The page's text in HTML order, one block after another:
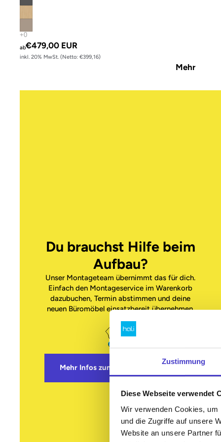
Zustimmung
Diese Webseite verwendet
Wir verwenden Cookies,
und die Zugriffe auf unsere
Website an unsere Partner
Mehr
ab€479,00 EUR
inkl. 20% MwSt. (Netto: €399,16)
Du brauchst Hilfe beim
Aufbau?
Unser Montageteam übernimmt das für dich.
Einfach den Montageservice im Warenkorb
dazubuchen, Termin abstimmen und deine
neuen Büromöbel einsatzbereit übernehmen.
Mehr Infos zum Montageservice